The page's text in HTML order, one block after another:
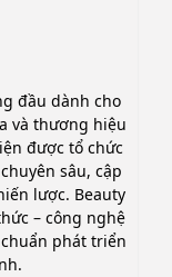
đầu dành cho
và thương hiệu
được tổ chức
sâu, cập
lược. Beauty
– công nghệ
phát triển